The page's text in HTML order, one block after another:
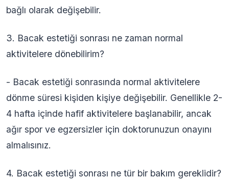
bağlı olarak değişebilir.
3. Bacak estetiği sonrası ne zaman normal
aktivitelere dönebilirim?
- Bacak estetiği sonrasında normal aktivitelere
dönme süresi kişiden kişiye değişebilir. Genellikle 2-
4 hafta içinde hafif aktivitelere başlanabilir, ancak
ağır spor ve egzersizler için doktorunuzun onayını
almalısınız.
4. Bacak estetiği sonrası ne tür bir bakım gereklidir?